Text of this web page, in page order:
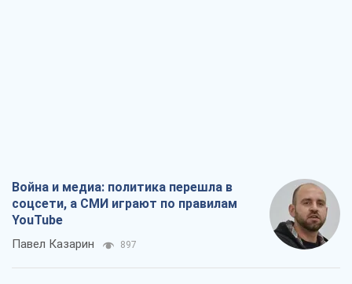
Война и медиа: политика перешла в
соцсети, а СМИ играют по правилам
YouTube
Павел Казарин 897